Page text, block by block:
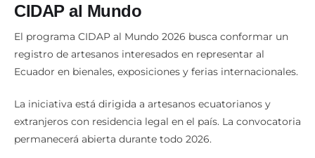
CIDAP al Mundo
El programa CIDAP al Mundo 2026 busca conformar un
registro de artesanos interesados en representar al
Ecuador en bienales, exposiciones y ferias internacionales.
La iniciativa está dirigida a artesanos ecuatorianos y
extranjeros con residencia legal en el país. La convocatoria
permanecerá abierta durante todo 2026.